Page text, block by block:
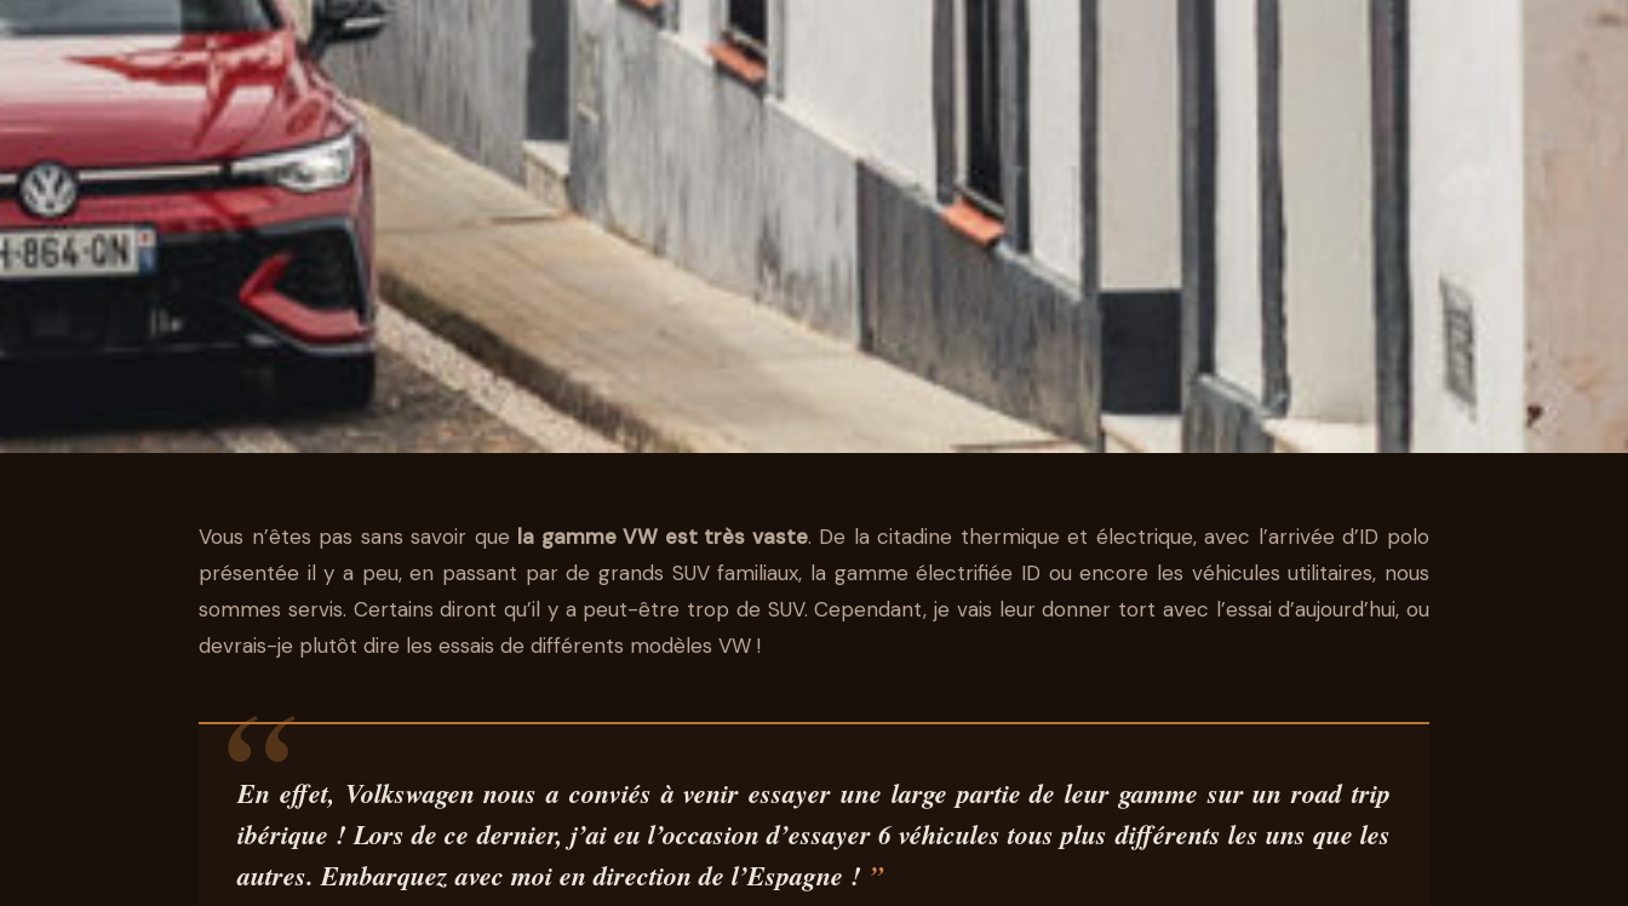
ROAD TRIP VOLKSWAGEN : DE
L’ESPAGNE AU PORTUGAL, AU
VOLANT DE LA GAMME 2026 !
14 MIN DE LECTURE PEDRO MIGUEL SILVA
Vous n’êtes pas sans savoir que la gamme VW est très vaste. De la citadine thermique et électrique, avec l’arrivée d’ID polo
présentée il y a peu, en passant par de grands SUV familiaux, la gamme électrifiée ID ou encore les véhicules utilitaires, nous
sommes servis. Certains diront qu’il y a peut-être trop de SUV. Cependant, je vais leur donner tort avec l’essai d’aujourd’hui, ou
devrais-je plutôt dire les essais de différents modèles VW !
En effet, Volkswagen nous a conviés à venir essayer une large partie de leur gamme sur unroad trip
ibérique ! Lors de ce dernier, j’ai eu l’occasion d’essayer6 véhicules tous plus différents les uns que les
autres. Embarquez avec moi en direction de l’Espagne !